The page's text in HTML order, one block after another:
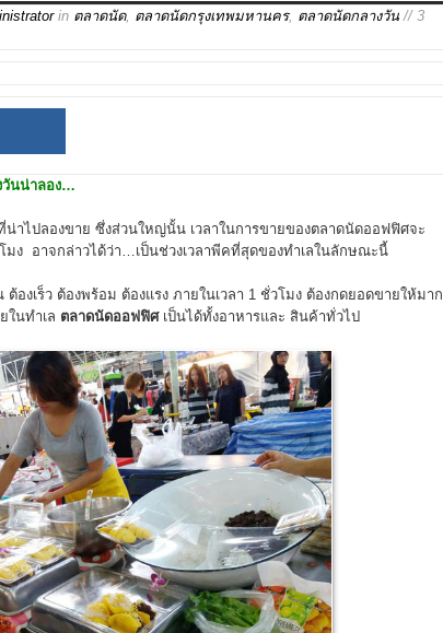
in ตลาดนัด, ตลาดนัดกรุงเทพมหานคร, ตลาดนัดกลางวัน // 3
วันน่าลอง…
น่าไปลองขาย ซึ่งส่วนใหญ่นั้น เวลาในการขายของตลาดนัดออฟฟิศจะ
โมง อาจกล่าวได้ว่า…เป็นช่วงเวลาพีคที่สุดของทำเลในลักษณะนี้
งเร็ว ต้องพร้อม ต้องแรง ภายในเวลา 1 ชั่วโมง ต้องกดยอดขายให้มาก
ในทำเล ตลาดนัดออฟฟิศเป็นได้ทั้งอาหารและ สินค้าทั่วไป